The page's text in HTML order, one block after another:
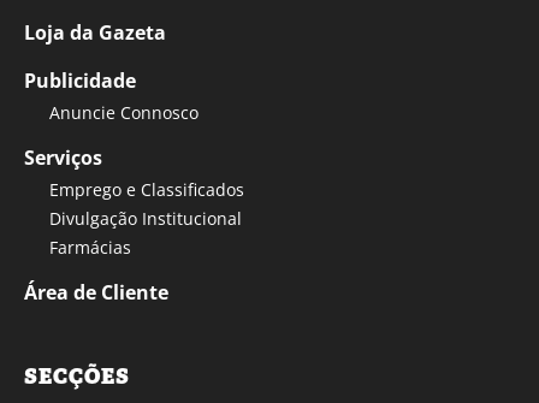
Loja da Gazeta
Publicidade
Anuncie Connosco
Serviços
Emprego e Classificados
Divulgação Institucional
Farmácias
Área de Cliente
SECÇÕES